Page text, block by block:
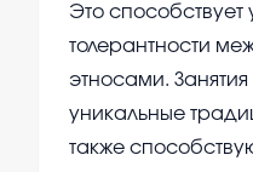
Это
толерантности
этносами.
уникальные
также